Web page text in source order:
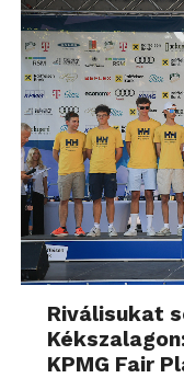
Riválisukat
KPMG Fair